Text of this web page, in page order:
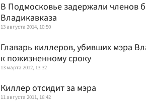
В Подмосковье задержали членов
Владикавказа
13 августа 2014, 10:50
Главарь киллеров, убивших мэра
к пожизненному сроку
13 марта 2012, 13:32
Киллер отсидит за мэра
11 августа 2011, 16:42